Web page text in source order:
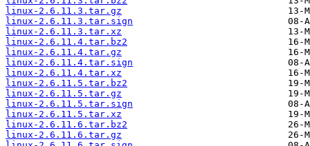
linux-2.6.11.3.tar.gz
linux-2.6.11.3.tar.sign
linux-2.6.11.3.tar.xz
linux-2.6.11.4.tar.bz2
linux-2.6.11.4.tar.gz
linux-2.6.11.4.tar.sign
linux-2.6.11.4.tar.xz
linux-2.6.11.5.tar.bz2
linux-2.6.11.5.tar.gz
linux-2.6.11.5.tar.sign
linux-2.6.11.5.tar.xz
linux-2.6.11.6.tar.bz2
linux-2.6.11.6.tar.gz